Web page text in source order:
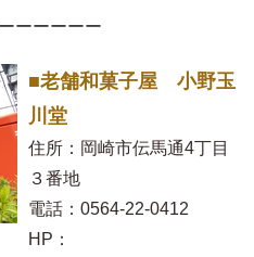
ーーーーー
■老舗和菓子屋 小野玉
川堂
住所：岡崎市伝馬通4丁目
３番地
電話：0564-22-0412
HP：